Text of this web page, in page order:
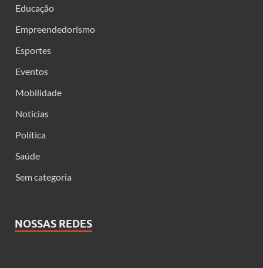
Educação
Empreendedorismo
Esportes
Eventos
Mobilidade
Notícias
Política
Saúde
Sem categoria
NOSSAS REDES